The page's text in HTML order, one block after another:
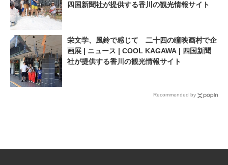
四国新聞社が提供する香川の観光情報サイト
栄文学、風鈴で感じて 二十四の瞳映画村で企
画展 | ニュース | COOL KAGAWA | 四国新聞
社が提供する香川の観光情報サイト
Recommended by